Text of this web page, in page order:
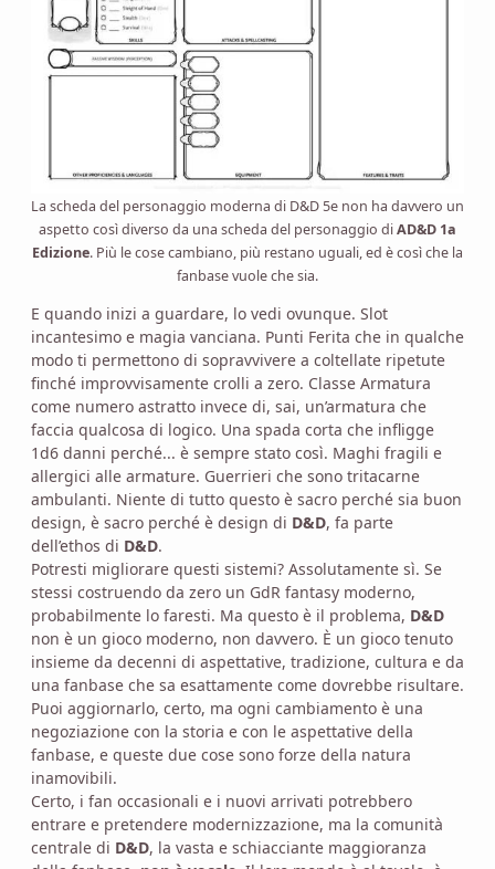
La scheda del personaggio moderna di D&D 5e non ha davvero un
aspetto così diverso da una scheda del personaggio diAD&D 1a
Edizione. Più le cose cambiano, più restano uguali, ed è così che la
fanbase vuole che sia.
E quando inizi a guardare, lo vedi ovunque. Slot
incantesimo e magia vanciana. Punti Ferita che in qualche
modo ti permettono di sopravvivere a coltellate ripetute
finché improvvisamente crolli a zero. Classe Armatura
come numero astratto invece di, sai, un’armatura che
faccia qualcosa di logico. Una spada corta che infligge
1d6 danni perché... è sempre stato così. Maghi fragili e
allergici alle armature. Guerrieri che sono tritacarne
ambulanti. Niente di tutto questo è sacro perché sia buon
design, è sacro perché è design di D&D, fa parte
dell’ethos di D&D.
Potresti migliorare questi sistemi? Assolutamente sì. Se
stessi costruendo da zero un GdR fantasy moderno,
probabilmente lo faresti. Ma questo è il problema, D&D
non è un gioco moderno, non davvero. È un gioco tenuto
insieme da decenni di aspettative, tradizione, cultura e da
una fanbase che sa esattamente come dovrebbe risultare.
Puoi aggiornarlo, certo, ma ogni cambiamento è una
negoziazione con la storia e con le aspettative della
fanbase, e queste due cose sono forze della natura
inamovibili.
Certo, i fan occasionali e i nuovi arrivati potrebbero
entrare e pretendere modernizzazione, ma la comunità
centrale di D&D, la vasta e schiacciante maggioranza